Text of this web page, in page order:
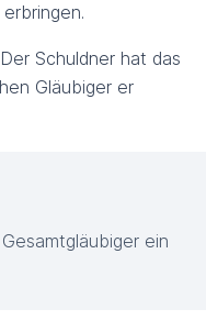
Der Schuldner hat das
Gläubiger er
ein